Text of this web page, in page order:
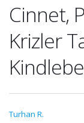
Cinnet,
Krizler
Turhan R.